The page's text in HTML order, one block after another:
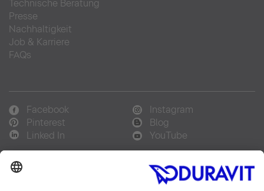
Technische Beratung
Presse
Nachhaltigkeit
Job & Karriere
FAQs
Facebook
Instagram
Pinterest
Blog
Linked In
YouTube